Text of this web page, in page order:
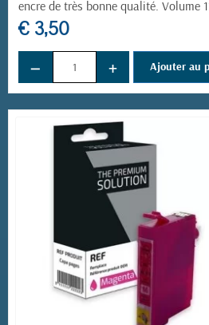
encre de très bonne qualité. Volume
€ 3,50
− + Ajouter au